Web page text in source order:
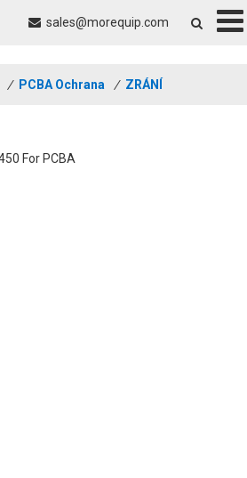
sales@morequip.com
/ PCBA Ochrana / ZRÁNÍ